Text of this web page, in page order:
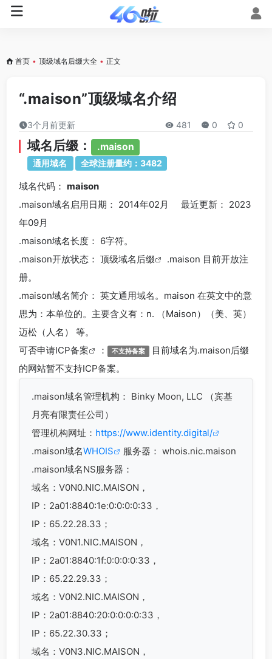
首页 • 顶级域名后缀大全 • 正文
“.maison”顶级域名介绍
3个月前更新 481 0 0
域名后缀： .maison
通用域名 全球注册量约：3482
域名代码： maison
.maison域名 启用日期： 2014年02月 最近更新： 2023
年09月
.maison域名长度： 6字符。
.maison开放状态： 顶级域名后缀
.maison 目前开放注
册。
.maison域名简介： 英文通用域名。maison 在英文中的意
思为：本单位的。主要含义有：n. （Maison）（美、英）
迈松（人名） 等。
可否申请ICP备案 ： 不支持备案 目前域名为.maison后缀
的网站暂不支持ICP备案。
.maison域名管理机构： Binky Moon, LLC （宾基
月亮有限责任公司）
管理机构网址： https://www.identity.digital/
.maison域名WHOIS
服务器： whois.nic.maison
.maison域名NS服务器：
域名：V0N0.NIC.MAISON，
IP：2a01:8840:1e:0:0:0:0:33，
IP：65.22.28.33；
域名：V0N1.NIC.MAISON，
IP：2a01:8840:1f:0:0:0:0:33，
IP：65.22.29.33；
域名：V0N2.NIC.MAISON，
IP：2a01:8840:20:0:0:0:0:33，
IP：65.22.30.33；
域名：V0N3.NIC.MAISON，